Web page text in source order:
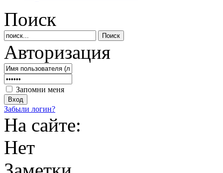
Поиск
Авторизация
Запомни меня
Забыли логин?
На сайте:
Нет